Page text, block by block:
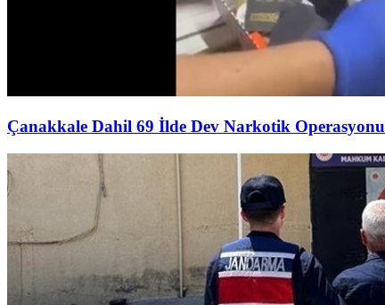
Çanakkale Dahil 69 İlde Dev Narkotik Operasyonu